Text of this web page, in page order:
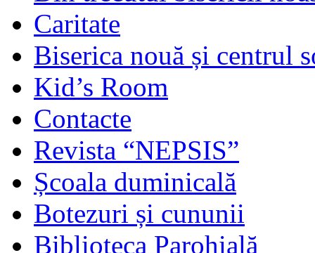
Caritate
Biserica nouă și centrul
Kid’s Room
Contacte
Revista “NEPSIS”
Școala duminicală
Botezuri și cununii
Biblioteca Parohială